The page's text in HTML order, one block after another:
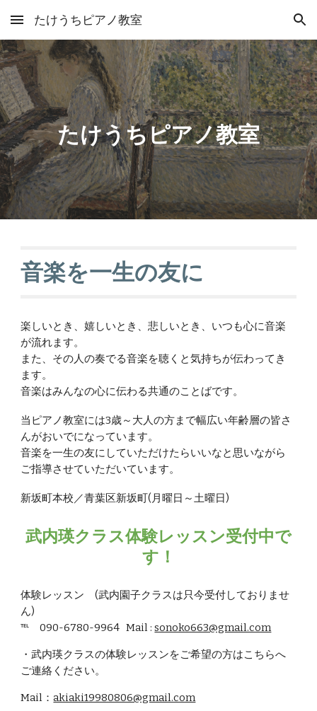
Skip to main content Skip to navigation
たけうちピアノ教室
たけうちピアノ教室
音楽を一生の友に
楽しいとき、嬉しいとき、悲しいとき、いつも心に音楽
が流れます。
また、その人の奏でる音楽を聴くと気持ちが伝わってき
ます。
音楽はみんなの心に伝わる共通のことばです。
当ピアノ教室には3歳～大人の方まで幅広い年齢層の皆さ
んがおいでになっています。
音楽を一生の友にしていただけたらいいなと思いながら
ご指導させていただいています。
新坂町本校／青葉区新坂町(月曜日～土曜日)
武内瑛クラス体験レッスン受付中で
す！
体験レッスン (武内園子クラスは只今受付しておりませ
ん)
℡ 090-6780-9964 Mail :sonoko663@gmail.com
・武内瑛クラスの体験レッスンをご希望の方はこちらへ
ご連絡ください。
Mail：akiaki19980806@gmail.com